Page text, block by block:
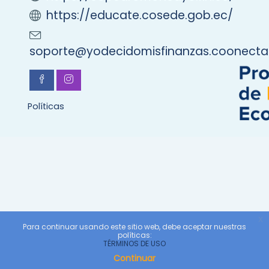
https://educate.cosede.gob.ec/
Políticas
Para continuar usando este sitio web, debe aceptar nuestras
políticas:
TÉRMINOS DE USO
Continuar